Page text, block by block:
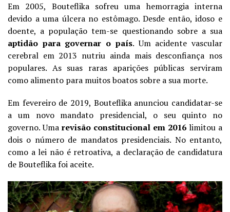
Em 2005, Bouteflika sofreu uma hemorragia interna
devido a uma úlcera no estômago.Desde então, idoso e
doente, a população tem-se questionando sobre a sua
aptidão para governar o país. Um acidente vascular
cerebral em 2013 nutriu ainda mais desconfiança nos
populares. As suas raras aparições públicas serviram
como alimento para muitos boatos sobre a sua morte.
Em fevereiro de 2019, Bouteflika anunciou candidatar-se
a um novo mandato presidencial, o seu quinto no
governo. Uma revisão constitucional em 2016 limitou a
dois o número de mandatos presidenciais. No entanto,
como a lei não é retroativa, a declaração de candidatura
de Bouteflika foi aceite.